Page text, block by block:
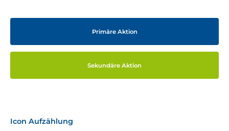
Primäre Aktion
Sekundäre Aktion
Icon Aufzählung